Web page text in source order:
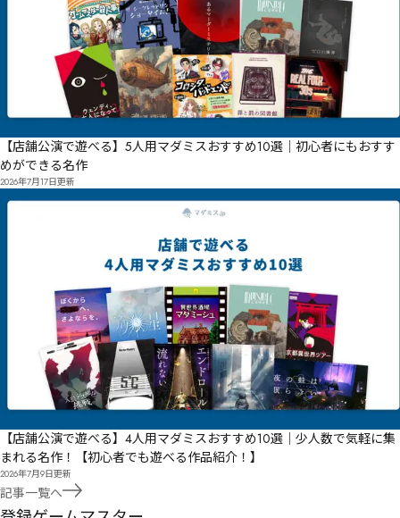
汿糞㥀㦾㦜㧄㤩㣪㤲㥬埆囬㣤鎔㤰㥸繸㤮㥗㥙㥯㥭㥘㥅㥭㥋㦄㤽㤀㥜鋵㤺嫱㥑㥡㣻㥘㦈㥻㥥㥭癁㦍㥎
戌㦓㥨㥬㤈美㥷麬棎㥘㧱㧏㧷㥻崢㥡㥦㥼㦀㤘㥪㦤㦈㧛㧾㨏㧖㦆㦉㦃㦀㤤艤葸龇㦕羡錨ꄯ㥶瀫梸㦍㦑㦎
㦏㦲㤳㦌㥿㦊㦐㥃㨜㧺㨢㦐㧏㦫錾㦅㦓㦩㦱㧅㦧㦭㧈㦮㦡㥋媲帬㦘㦠㦡㧡誁孋㦹㦠㧟㧃㦢块绂㧀㦳㥨
㧄鍝㧁㧅㥡㩅㨣㩋㧌鈴㧍螲㦴㧳㦶㦭㧷㧵㦴㧙檻栗㨄嵉㧿㧈㧞㧢痲㧺㨅㥽
塓㧬৏ৃ㧯苃蓗鿦㧽㧴鏜天㧸㦖肪簻塇㧵㧾㧺㧕㧞嬄籃㨃嶅誔榿㧥ꑲ㧟㦩㧽㨁㧾㦢㧴㨐盤㨰㨔㦧㪋㩩㪑
㨼沃焋斫阏㨚墅葼㨘垽㨆㩀㨤㨢峹宿㨚㨞㨛㦿㪢㪀㪨㨰讬顮㨯齧㨟㩒檍懺㨸齖茆㨙埛崐寖㨱㨵㨲㨧㨽
㩘駔㨜ꊁ㨺㨾㨻㧟
㫃㪡㫉㨮㧯荂岀㧳㩹泩㩍㪗㫎㫕㪜㪭㫫㩗㨳㩽㩆㩜㩤㧷㩊㩦瀻窳㩢尠瀋㩕㩥㩄㩠㨄荄蕘ꁧ㩵荏荿㩷謇岦
㪞龘荈㩨㪛㩤㩺㩾皎㪖㩵㨙
淂縡㪋堝雉㩶㪆荢蕶ꂅ㨥嵼逊㨨㬌㫪㬒㪙੟壧㩺翀㪿㪽㪽睴㫀㪜驨銃㪏㪟㪄㫅㨽夓㪬ੳ幍㪍翓㫒㫐㫐暛
鿒㪷塉屑㪵㪗㪰㪭㩑歯歄汸㪺嶫逹㫘鑗㪻㪿㪞㪺㪨㩞㭂㬠㭈㫉莣薷ꃆ㫷㫃㫳㫆㫵宭屡㫔寞紝㫗㫇㫗考㪹
瞵㬁㫂㫞㫅㫘㫨㫪纂歰脂㫟㫣㫠㪄
洙菭㫵㪈㭬㭊㭲㫗锼㬏涕㫤㫥㫫㪓㭋㭷㮑㭠㮁㭑㭡㬈椎㫨燮㬌ꀖ誡㬌㪣壐燵燴时㫳巿邍㬕㪬瘷㬸ૢ奩㫼
㫍萠嵞㫑㭗淇㬫㭵㮬㮳㭺㮋㯉㭠涧爯㬪㭝㬲㭕㭃降藽㭇㮽㮛㯃㬨淞㭁㭅㬤㭀㫤間㭦棱爁諬㬴㬭㭔㬶㭏
㭌㭍㭰㫱棖好绱挨㭣婒瑤忙㭧ꌂ鳉庛㭉樓㭌廖㮌㭕㭫㭯㬇
㮩㮷㯀㯱㯾㯡㮴㮲㯉㭷㮀㬓榆㭠葖虪ꅹ㮪鍥巯夨谙㮈㬟ꌧ鳮廀㭮隚虊㮷葧虻ꆊ㮔媩聓㮃㮌㭺姩ꃃ㮛㮠㮚巭
狑㮥膱漦㮎㯆㮕㬾葾蚒ꆡ㮫殩㯁㯕湅㮩女犘㮷欎铋㮵鮟峄㮚㮹㮟㭒県娍㯃臏聵㮮㯂㮤㮽㮺㭞
蒟蚳ꇂ㯐鎮常㯋㮲㯐㮲㯋㯈㮶㭬㯉㯛欳铰㯟㯛㮽㯖㯓㭷㯓㯹㯕㯻㭻撢ꉤ㰏ꇋ㰈㯛㰌㱦㱄㱬㯳貃帢㯷㮊鰴蓩
㯳㯏㯱㯮㱴㱕㱂㱔㯠脦㰥㰣㯾犙撴蔃㰄㰇㰁㯾揔復㮣趍幹舟幻㯾㰎㰀㰨㯱㰋㰮㰕㯱㰻㮳巨嬏讹㯹㱅㰆
㲜㱺㲢㰇犼擗蔦㰪㰪㱌㰰㰲㯐羒㰝㰋栝ꅔ㯗㰳㰺㰠㰶㯑
㲶㲔㲼㱃㱕㱿㳋㲢జૣ溴猼㰳㱫㯡巛砖㱎槟㰲鮢㱥㱴㱴૳㯬嫂㱜嵖惐㰼㲙㳥㲼ష૽緼萫㱶㱘㱩攢ꋤ㱈㲇鱾
ꋣଊ㲔鯑㱌㱤㰈㱚㱶㱨㲋㰌殣糆㱽彦釴㴌蕓蝧ꉶ㲃ై嫑㱤窙糓㲂్౒糗㰡
檕㲒㰰幂㲧㲖彿鈍㲼膼㲏㲓㱲㲎㲁㲚㰳ꆪ檨㲣态嫱㳊臊㲀㲩㲫硔㲊歔㲑㳌㲙玔嫾㳗臗㲍㲛㲱㲵㲢㲫㱚㲶
㲽㲣㲹㱔㴷㴕㴽㳅㱣薙螭ꊼ㲧蹆幣㳉恫霟㲺㳭㳫㲪㳏苠陧㳺㳀㳉㳓沉㳐㳍㳸㱱镀幹㳼㴀㳛潽㳌㳍㴅㳙㳩
㳣㳰㳡㳎㴊㳘㳡㲐㳬㳳㳙㳯㲊
阹㴣㴅㴞㴛㴫㴞㴋㳁琒磓㴱曜㴬㴈㵒嫵琚琙栛㴘怤銲㵡珐汝㵐㴺艥㴸㴼㴛㴷㴸㵛㳜汘㵯珞旹虈㵌㴹㵍
㴨㵄㵧㵒㵪㵭㵪㵕㴻㷑㶯㷗㵛澆虚㵊㵓㳷
恏鋝㵨惟㵋㵈㶇㵭蓥㶋愊㵇㵳軯弌ఏ虉衝ꍬఔ㵬㵞㵮㵷洭㵴㵸㵗㵳㶃㵽㴘残㵥鯧獝寿㶋愪跽㶇㵣㶭㶋蔉
㶈㶌ꞁ㵬㶈㴬㶭㶏㶕㶰㴰悇錕㶚猚蔙㶣尨㶃輢弿㶚㶌㶤浚㶡㶥㶄㶠㶰㶲殷㷇慒㶟㶨㶬㶩㷔㶣㶜㵏泋㷒Ɜ
【店舗公演で遊べる】5人用マダミスおすすめ10選｜初心者にもおすす
めができる名作
2026年7月17日更新
【店舗公演で遊べる】4人用マダミスおすすめ10選｜少人数で気軽に集
まれる名作！【初心者でも遊べる作品紹介！】
2026年7月9日更新
記事一覧へ